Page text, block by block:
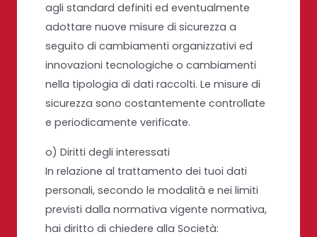
agli standard definiti ed eventualmente
adottare nuove misure di sicurezza a
seguito di cambiamenti organizzativi ed
innovazioni tecnologiche o cambiamenti
nella tipologia di dati raccolti. Le misure di
sicurezza sono costantemente controllate
e periodicamente verificate.
o) Diritti degli interessati
In relazione al trattamento dei tuoi dati
personali, secondo le modalità e nei limiti
previsti dalla normativa vigente normativa,
hai diritto di chiedere alla Società: